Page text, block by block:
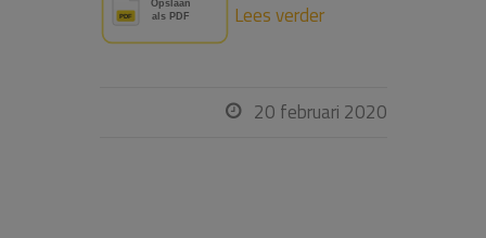
Lees verder
 20 februari 2020